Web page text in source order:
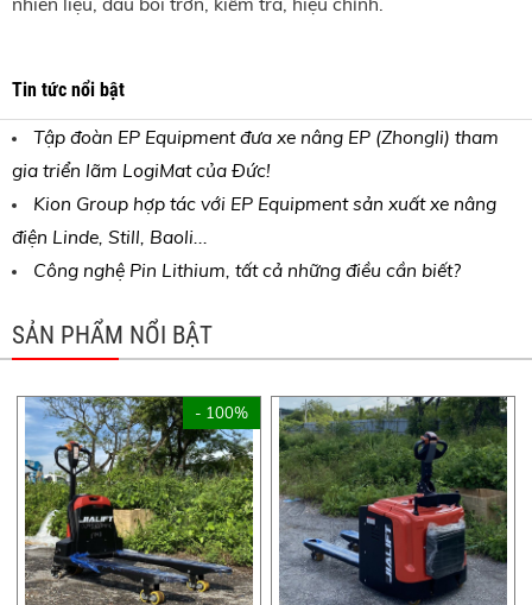
Tin tức nổi bật
Tập đoàn EP Equipment đưa xe nâng EP (Zhongli) tham
gia triển lãm LogiMat của Đức!
Kion Group hợp tác với EP Equipment sản xuất xe nâng
điện Linde, Still, Baoli...
Công nghệ Pin Lithium, tất cả những điều cần biết?
SẢN PHẨM NỔI BẬT
- 100%